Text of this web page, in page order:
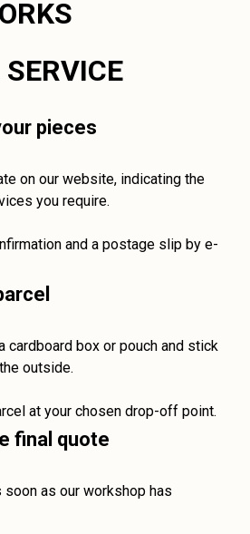
pieces
on our website, indicating the
you require.
and a postage slip by e-
cardboard box or pouch and stick
outside.
at your chosen drop-off point.
final quote
as our workshop has